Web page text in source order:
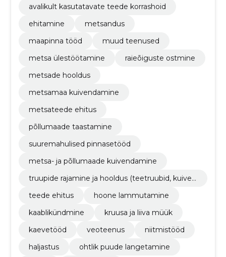
avalikult kasutatavate teede korrashoid
ehitamine
metsandus
maapinna tööd
muud teenused
metsa ülestöötamine
raieõiguste ostmine
metsade hooldus
metsamaa kuivendamine
metsateede ehitus
põllumaade taastamine
suuremahulised pinnasetööd
metsa- ja põllumaade kuivendamine
truupide rajamine ja hooldus (teetruubid, kuiven
teede ehitus
hoone lammutamine
kaablikündmine
kruusa ja liiva müük
kaevetööd
veoteenus
niitmistööd
haljastus
ohtlik puude langetamine